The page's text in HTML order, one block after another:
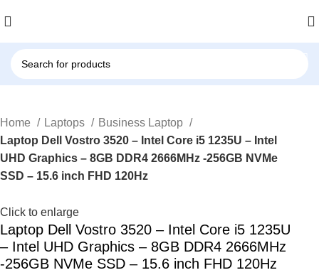
Home Laptops
Business Laptop
Laptop Dell Vostro 3520 – Intel Core i5 1235U – Intel
UHD Graphics – 8GB DDR4 2666MHz -256GB NVMe
SSD – 15.6 inch FHD 120Hz
Click to enlarge
Laptop Dell Vostro 3520 – Intel Core i5 1235U
– Intel UHD Graphics – 8GB DDR4 2666MHz
-256GB NVMe SSD – 15.6 inch FHD 120Hz